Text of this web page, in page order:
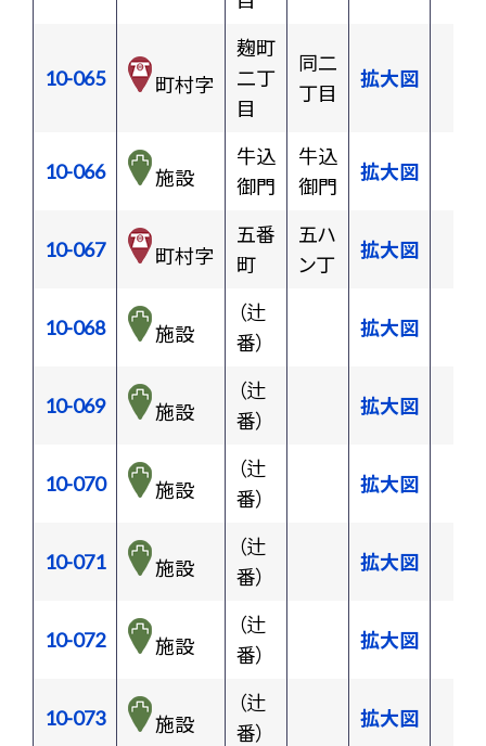
10-065 町村字
麹町
二丁
目
同二
丁目
拡大図
10-066 施設
牛込
御門
牛込
御門
拡大図
10-067 町村字
五番
町
五ハ
ン丁
拡大図
10-068 施設
（辻
番）
拡大図
10-069 施設
（辻
番）
拡大図
10-070 施設
（辻
番）
拡大図
10-071 施設
（辻
番）
拡大図
10-072 施設
（辻
番）
拡大図
10-073 施設
（辻
番）
拡大図